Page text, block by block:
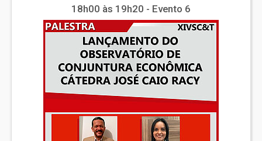
18h00 às 19h20 - Evento 6